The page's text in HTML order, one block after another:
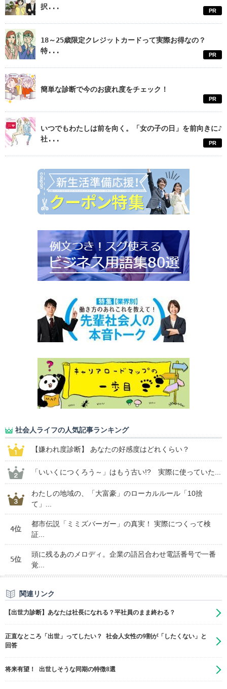
択...
PR
18～25歳限定クレジットカードって実際お得なの？
特...
PR
簡単な診断で今のお疲れ度をチェック！
PR
いつでもわたしは前を向く。「女の子の日」を前向きに♪
社...
PR
社会人ライフの人気記事ランキング
【嫌われ度診断】 あなたの好感度はどれくらい？
「いいくにつくろう～」はもう古い!? 実際に使っていた...
わたしの地域の、「大富豪」のローカルルール「10捨
て」...
4位
都市伝説「ミミズバーガー」の真実！ 実際につくって検
証...
5位
頭に残るあのメロディ。企業の語呂合わせ電話番号で一番
覚...
関連リンク
【出世力診断】あなたは社長になれる？平社員のまま終わる？
正直なところ「出世」ってしたい？ 社会人女性の9割が「したくない」と
回答
将来有望！ 出世しそうな同期の特徴8選